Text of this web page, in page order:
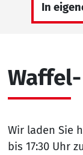
Wir laden Sie
bis 17:30 Uhr
In